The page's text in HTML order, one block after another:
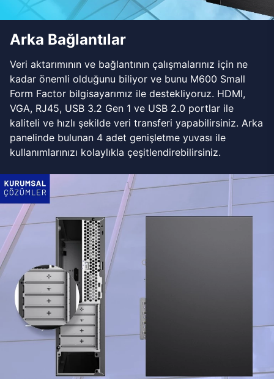
Arka Bağlantılar
Veri aktarımının ve bağlantının çalışmalarınız için ne
kadar önemli olduğunu biliyor ve bunu M600 Small
Form Factor bilgisayarımız ile destekliyoruz. HDMI,
VGA, RJ45, USB 3.2 Gen 1 ve USB 2.0 portlar ile
kaliteli ve hızlı şekilde veri transferi yapabilirsiniz. Arka
panelinde bulunan 4 adet genişletme yuvası ile
kullanımlarınızı kolaylıkla çeşitlendirebilirsiniz.